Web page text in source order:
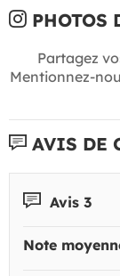
PHOTOS
Partagez
Mentionnez-
AVIS DE
Avis 3
Note